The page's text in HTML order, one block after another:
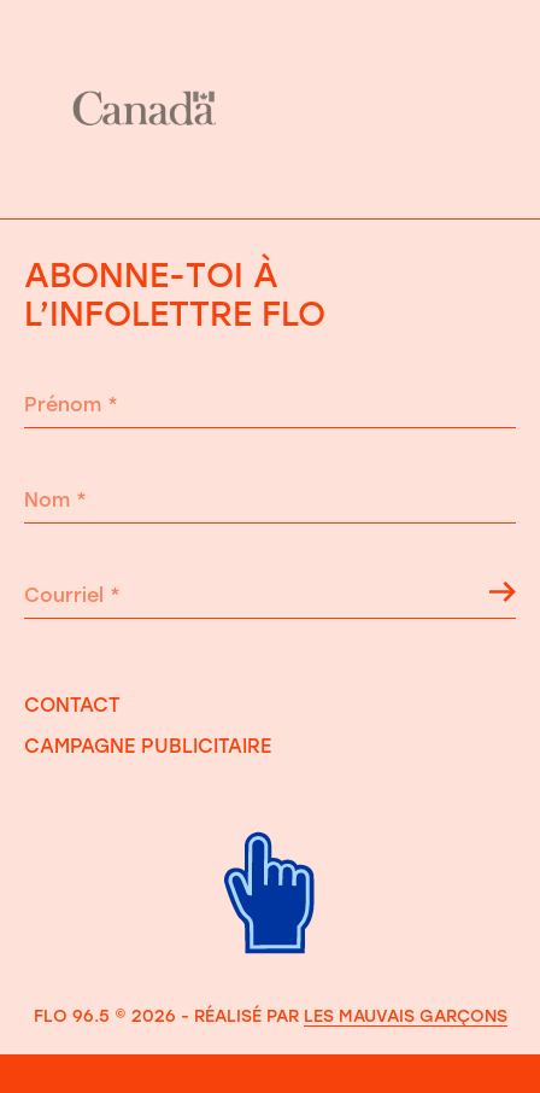
ABONNE-TOI À
L’INFOLETTRE FLO
Prénom *
Nom *
Courriel *
CONTACT
CAMPAGNE PUBLICITAIRE
FLO 96.5 © 2026 - RÉALISÉ PAR LES MAUVAIS GARÇONS